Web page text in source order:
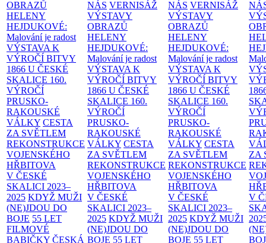
OBRAZŮ
HELENY
HEJDUKOVÉ:
Malování je radost
VÝSTAVA K
VÝROČÍ BITVY
1866 U ČESKÉ
SKALICE 160.
VÝROČÍ
PRUSKO-
RAKOUSKÉ
VÁLKY CESTA
ZA SVĚTLEM
REKONSTRUKCE
VOJENSKÉHO
HŘBITOVA
V ČESKÉ
SKALICI 2023–
2025 KDYŽ MUŽI
(NE)JDOU DO
BOJE 55 LET
FILMOVÉ
BABIČKY ČESKÁ
NÁS VERNISÁŽ
VÝSTAVY
OBRAZŮ
HELENY
HEJDUKOVÉ:
Malování je radost
VÝSTAVA K
VÝROČÍ BITVY
1866 U ČESKÉ
SKALICE 160.
VÝROČÍ
PRUSKO-
RAKOUSKÉ
VÁLKY CESTA
ZA SVĚTLEM
REKONSTRUKCE
VOJENSKÉHO
HŘBITOVA
V ČESKÉ
SKALICI 2023–
2025 KDYŽ MUŽI
(NE)JDOU DO
BOJE 55 LET
NÁS VERNISÁŽ
VÝSTAVY
OBRAZŮ
HELENY
HEJDUKOVÉ:
Malování je radost
VÝSTAVA K
VÝROČÍ BITVY
1866 U ČESKÉ
SKALICE 160.
VÝROČÍ
PRUSKO-
RAKOUSKÉ
VÁLKY CESTA
ZA SVĚTLEM
REKONSTRUKCE
VOJENSKÉHO
HŘBITOVA
V ČESKÉ
SKALICI 2023–
2025 KDYŽ MUŽI
(NE)JDOU DO
BOJE 55 LET
ZA
V